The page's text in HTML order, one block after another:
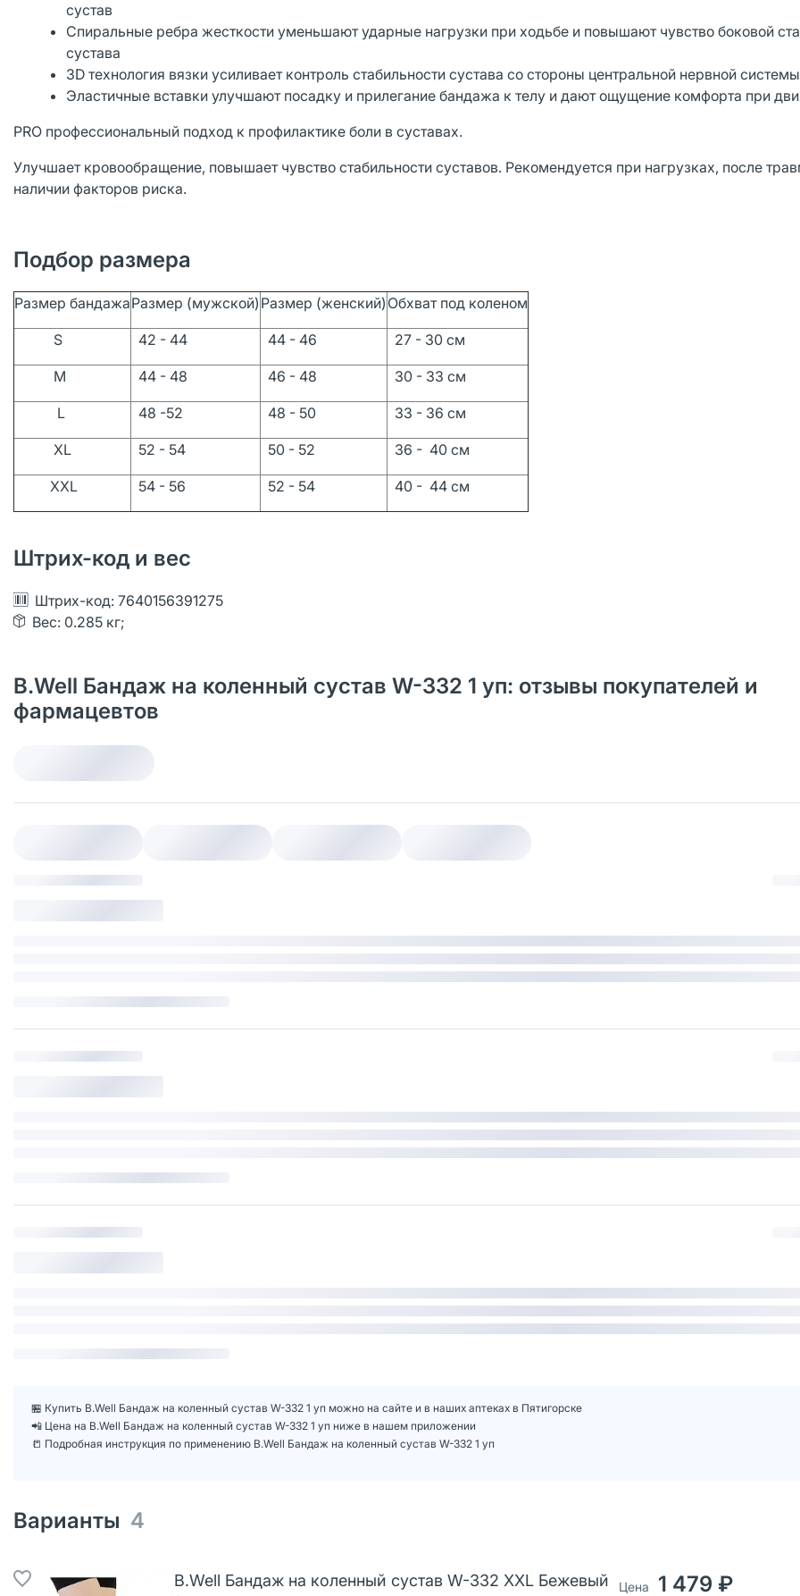
сустав
Спиральные ребра жесткости уменьшают ударные нагрузки при ходьбе и повышают чувство боковой
сустава
3D технология вязки усиливает контроль стабильности сустава со стороны центральной нервной системы
Эластичные вставки улучшают посадку и прилегание бандажа к телу и дают ощущение комфорта при
PRO профессиональный подход к профилактике боли в суставах.
Улучшает кровообращение, повышает чувство стабильности суставов. Рекомендуется при нагрузках, после
наличии факторов риска.
Подбор размера
Размер бандажаРазмер (мужской) Размер (женский) Обхват под коленом
S 42 - 44 44 - 46 27 - 30 см
M 44 - 48 46 - 48 30 - 33 см
L 48 -52 48 - 50 33 - 36 см
XL 52 - 54 50 - 52 36 - 40 см
XXL 54 - 56 52 - 54 40 - 44 см
Штрих-код и вес
Штрих-код: 7640156391275
Вес: 0.285 кг;
B.Well Бандаж на коленный сустав W-332 1 уп: отзывы покупателей и
фармацевтов
🏪 Купить B.Well Бандаж на коленный сустав W-332 1 уп можно на сайте и в наших аптеках в Пятигорске
📲 Цена на B.Well Бандаж на коленный сустав W-332 1 уп ниже в нашем приложении
📒 Подробная инструкция по применению B.Well Бандаж на коленный сустав W-332 1 уп
Варианты 4
B.Well Бандаж на коленный сустав W-332 XXL Бежевый
Цена 1 479 ₽